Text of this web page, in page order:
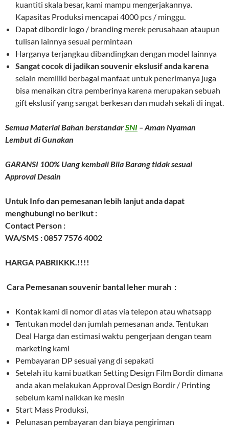
kuantiti skala besar, kami mampu mengerjakannya.
Kapasitas Produksi mencapai 4000 pcs / minggu.
Dapat dibordir logo / branding merek perusahaan ataupun
tulisan lainnya sesuai permintaan
Harganya terjangkau dibandingkan dengan model lainnya
Sangat cocok di jadikan souvenir ekslusif anda karena
selain memiliki berbagai manfaat untuk penerimanya juga
bisa menaikan citra pemberinya karena merupakan sebuah
gift ekslusif yang sangat berkesan dan mudah sekali di ingat.
Semua Material Bahan berstandarSNI – Aman Nyaman
Lembut di Gunakan
GARANSI 100% Uang kembali Bila Barang tidak sesuai
Approval Desain
Untuk Info dan pemesanan lebih lanjut anda dapat
menghubungi no berikut :
Contact Person :
WA/SMS : 0857 7576 4002
HARGA PABRIKKK.!!!!
Cara Pemesanan souvenir bantal leher murah :
Kontak kami di nomor di atas via telepon atau whatsapp
Tentukan model dan jumlah pemesanan anda. Tentukan
Deal Harga dan estimasi waktu pengerjaan dengan team
marketing kami
Pembayaran DP sesuai yang di sepakati
Setelah itu kami buatkan Setting Design Film Bordir dimana
anda akan melakukan Approval Design Bordir / Printing
sebelum kami naikkan ke mesin
Start Mass Produksi,
Pelunasan pembayaran dan biaya pengiriman